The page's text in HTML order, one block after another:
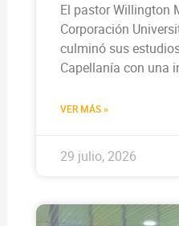
El pastor Willington
Corporación
culminó sus
Capellanía con una
VER MÁS »
29 julio, 2026